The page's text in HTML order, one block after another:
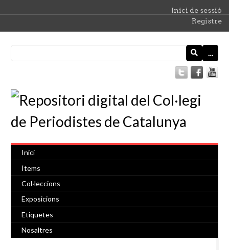
Inici de sessió
Registre
…
Inici
Ítems
Col·leccions
Exposicions
Etiquetes
Nosaltres